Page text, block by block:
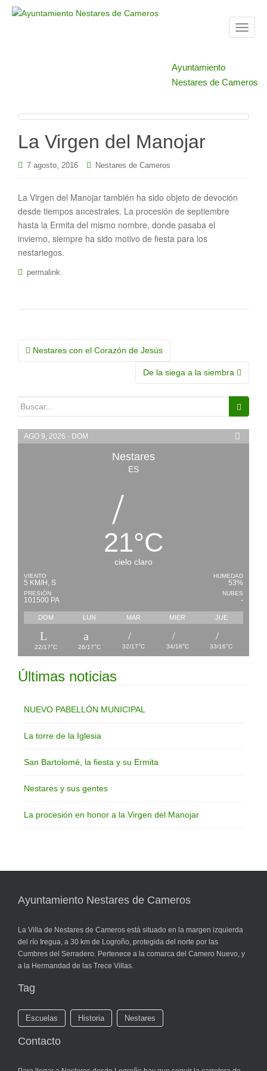
T
l
Ayuntamiento
Nestares de Cameros
La Virgen del Manojar
7 agosto, 2016 Nestares de Cameros
La Virgen del Manojar también ha sido objeto de devoción
desde tiempos ancestrales. La procesión de septiembre
hasta la Ermita del mismo nombre, donde pasaba el
invierno, siempre ha sido motivo de fiesta para los
nestariegos.
permalink
Navegación
entrada
Nestares con el Corazón de Jesús
De la siega a la siembra
Buscar:
AGO 9, 2026 - DOM
Nestares
ES
21°C
cielo claro
VIENTO
5 KM/H, S
PRESIÓN
101500 PA
HUMEDAD
53%
NUBES
-
DOM LUN MAR MIER JUE
22/17°C 26/17°C 32/17°C 34/18°C 33/16°C
Últimas noticias
NUEVO PABELLÓN MUNICIPAL
La torre de la Iglesia
San Bartolomé, la fiesta y su Ermita
Nestares y sus gentes
La procesión en honor a la Virgen del Manojar
Ayuntamiento Nestares de Cameros
La Villa de Nestares de Cameros está situado en la margen izquierda
del río Iregua, a 30 km de Logroño, protegida del norte por las
Cumbres del Serradero. Pertenece a la comarca del Camero Nuevo, y
a la Hermandad de las Trece Villas.
Tag
Escuelas Historia Nestares
Contacto